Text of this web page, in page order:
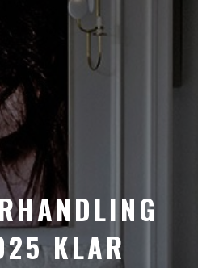
KLAR